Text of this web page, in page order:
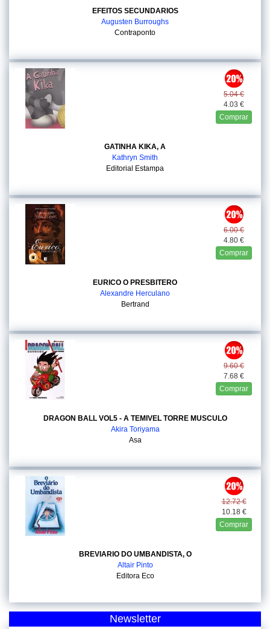
EFEITOS SECUNDARIOS
Augusten Burroughs
Contraponto
5.04 €
4.03 €
Comprar
GATINHA KIKA, A
Kathryn Smith
Editorial Estampa
6.00 €
4.80 €
Comprar
EURICO O PRESBITERO
Alexandre Herculano
Bertrand
9.60 €
7.68 €
Comprar
DRAGON BALL VOL5 - A TEMIVEL TORRE MUSCULO
Akira Toriyama
Asa
12.72 €
10.18 €
Comprar
BREVIARIO DO UMBANDISTA, O
Altair Pinto
Editora Eco
Newsletter